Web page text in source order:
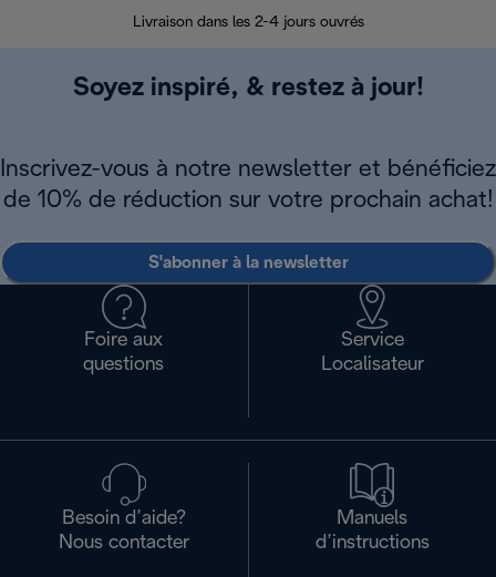
Livraison dans les 2-4 jours ouvrés
Soyez inspiré, & restez à jour!
Inscrivez-vous à notre newsletter et bénéficiez
de 10% de réduction sur votre prochain achat!
S'abonner à la newsletter
Foire aux
questions
Service
Localisateur
Besoin d’aide?
Nous contacter
Manuels
d’instructions